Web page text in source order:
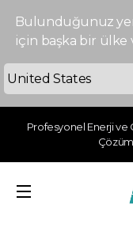
Bulunduğunuz
için başka bir ülke
Profesyonel Enerji ve